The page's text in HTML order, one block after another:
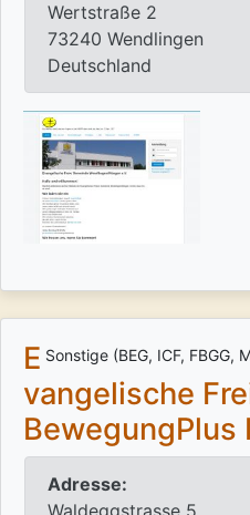
Wertstraße 2
73240 Wendlingen
Deutschland
Sonstige (BEG, ICF, FBGG,
E
vangelische
BewegungPlus
Adresse: